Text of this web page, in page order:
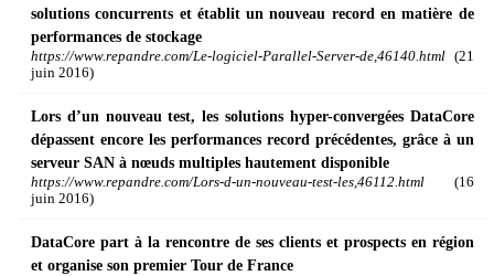
solutions concurrents et établit un nouveau record en matière de
performances de stockage
https://www.repandre.com/Le-logiciel-Parallel-Server-de,46140.html (21
juin 2016)
Lors d’un nouveau test, les solutions hyper-convergées DataCore
dépassent encore les performances record précédentes, grâce à un
serveur SAN à nœuds multiples hautement disponible
https://www.repandre.com/Lors-d-un-nouveau-test-les,46112.html (16
juin 2016)
DataCore part à la rencontre de ses clients et prospects en région
et organise son premier Tour de France